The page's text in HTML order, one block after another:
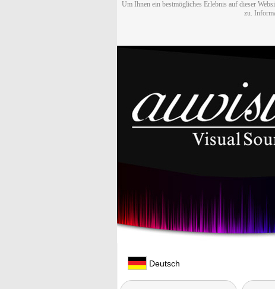
Um Ihnen ein bestmögliches Erlebnis auf dieser
zu.
Deutsch